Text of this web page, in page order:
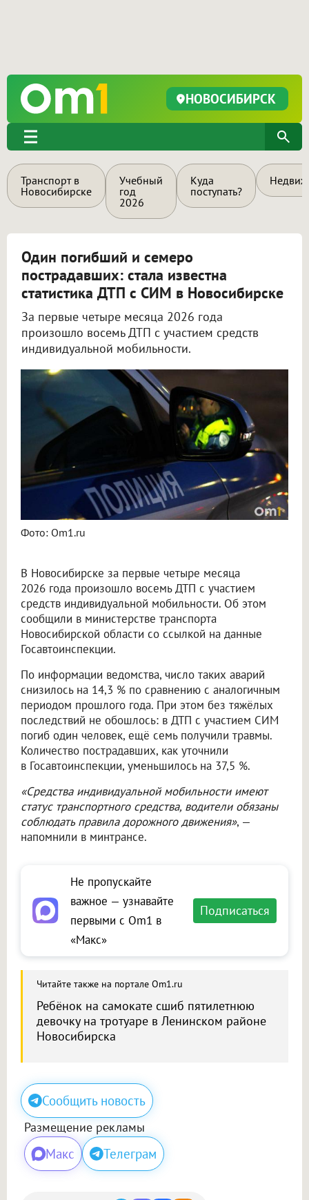
НОВОСИБИРСК
Транспорт в
Новосибирске
Учебный
год
2026
Куда
поступать?
Один погибший и семеро
пострадавших: стала известна
статистика ДТП с СИМ в Новосибирске
За первые четыре месяца 2026 года
произошло восемь ДТП с участием средств
индивидуальной мобильности.
Фото: Om1.ru
В Новосибирске за первые четыре месяца
2026 года произошло восемь ДТП с участием
средств индивидуальной мобильности. Об этом
сообщили в министерстве транспорта
Новосибирской области со ссылкой на данные
Госавтоинспекции.
По информации ведомства, число таких аварий
снизилось на 14,3 % по сравнению с аналогичным
периодом прошлого года. При этом без тяжёлых
последствий не обошлось: в ДТП с участием СИМ
погиб один человек, ещё семь получили травмы.
Количество пострадавших, как уточнили
в Госавтоинспекции, уменьшилось на 37,5 %.
«Средства индивидуальной мобильности имеют
статус транспортного средства, водители обязаны
соблюдать правила дорожного движения», —
напомнили в минтрансе.
Не пропускайте
важное — узнавайте
первыми с Om1 в
«Макс»
Подписаться
Читайте также на портале Om1.ru
Ребёнок на самокате сшиб пятилетнюю
девочку на тротуаре в Ленинском районе
Новосибирска
Сообщить новость
Размещение рекламы
Макс Телеграм